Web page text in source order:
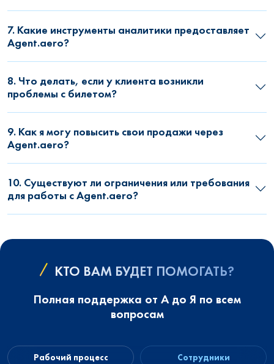
7. Какие инструменты аналитики предоставляет
Agent.aero?
8. Что делать, если у клиента возникли
проблемы с билетом?
9. Как я могу повысить свои продажи через
Agent.aero?
10. Существуют ли ограничения или требования
для работы с Agent.aero?
КТО ВАМ БУДЕТ ПОМОГАТЬ?
Полная поддержка от А до Я по всем
вопросам
Рабочий процесс Сотрудники